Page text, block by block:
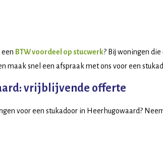
BTW voordeel op stucwerk? Bij woningen
maak snel een afspraak met ons voor een
vrijblijvende offerte
voor een stukadoor in Heerhugowaard?